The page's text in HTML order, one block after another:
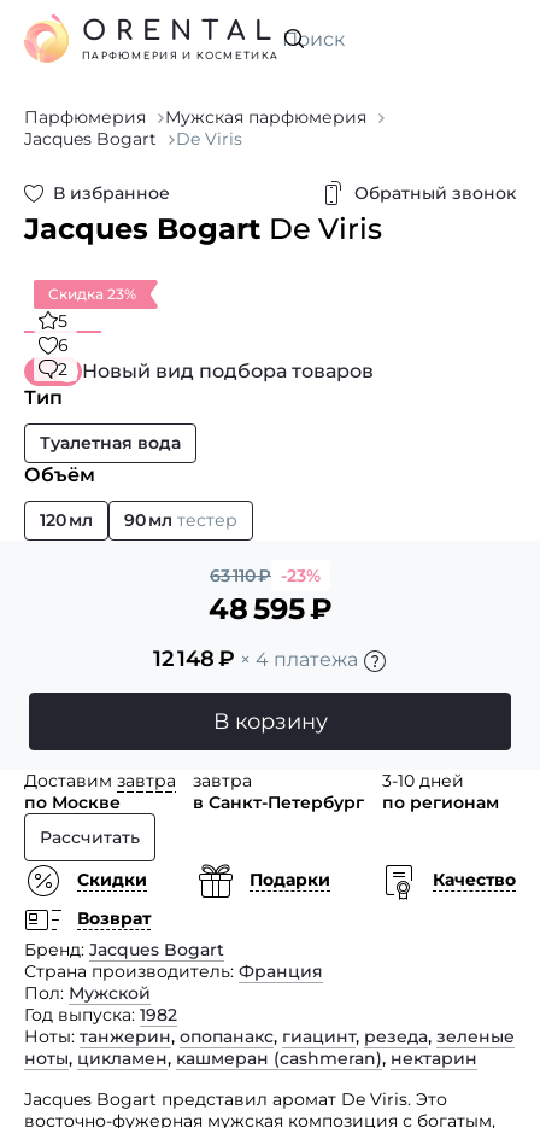
Искать
ORENTAL
ПАРФЮМЕРИЯ И КОСМЕТИКА
Парфюмерия
Мужская парфюмерия
Jacques Bogart
De Viris
В избранное Обратный звонок
Jacques Bogart De Viris
Скидка 23%
5
6
2
Новый вид подбора товаров
Тип
Туалетная вода
Объём
120 мл 90 мл тестер
63 110₽ -23%
48 595₽
12 148₽ × 4 платежа
В корзину
Доставим завтра
по Москве
завтра
в Санкт-Петербург
3-10 дней
по регионам
Рассчитать
Скидки
Подарки
Качество
Возврат
Бренд Jacques Bogart
Страна производитель Франция
Пол Мужской
Год выпуска 1982
Ноты танжерин, опопанакс, гиацинт, резеда, зеленые
ноты, цикламен, кашмеран (сashmeran), нектарин
Jacques Bogart представил аромат De Viris. Это
восточно-фужерная мужская композиция с богатым,